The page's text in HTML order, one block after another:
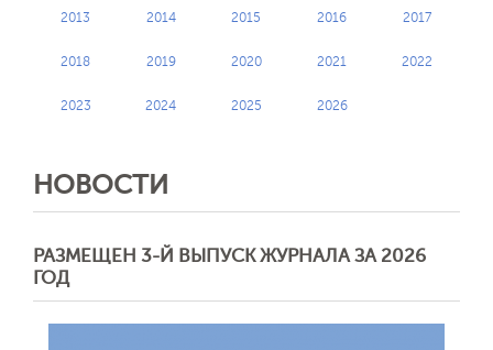
2013 2014 2015 2016 2017
2018 2019 2020 2021 2022
2023 2024 2025 2026
НОВОСТИ
РАЗМЕЩЕН 3-Й ВЫПУСК ЖУРНАЛА ЗА 2026
ГОД